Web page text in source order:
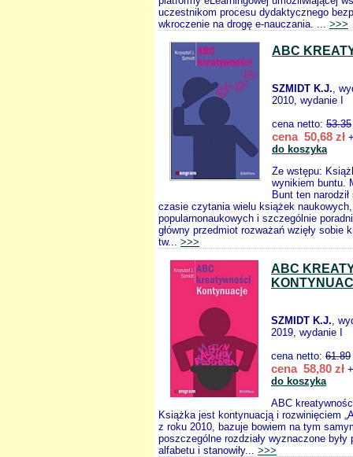
uczestnikom procesu dydaktycznego
wkroczenie na drogę e-nauczania. ... >>>
ABC
SZMIDT K.J.,
2010, wydanie I
cena netto: 53.35
cena 50,68 zł
do koszyka
Ze wstępu:
wynikiem buntu.
Bunt ten
czasie czytania wielu książek naukowych,
popularnonaukowych i szczególnie
główny przedmiot rozważań wzięły sobie
tw... >>>
ABC
SZMIDT K.J.,
2019, wydanie I
cena netto: 61.89
cena 58,80 zł
do koszyka
ABC
Książka jest kontynuacją i rozwinięciem
z roku 2010, bazuje bowiem na tym
poszczególne rozdziały wyznaczone
alfabetu i stanowiły... >>>